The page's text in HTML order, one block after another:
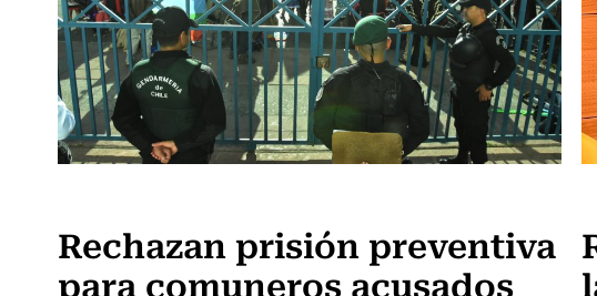
Rechazan prisión preventiva
para comuneros acusados